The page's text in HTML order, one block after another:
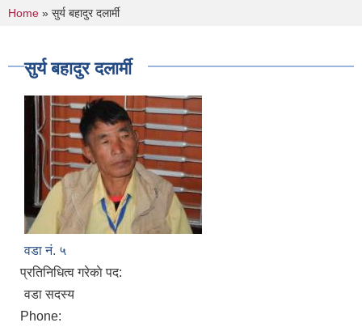
You are here
Home » सुर्य बहादुर दलार्मी
सुर्य बहादुर दलार्मी
वडा नं. ५
प्रतिनिधित्व गरेकाे पद:
वडा सदस्य
Phone: